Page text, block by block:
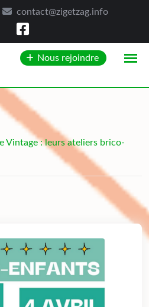
contact@zigetzag.info
Nous rejoindre
Vintage : leurs ateliers brico-